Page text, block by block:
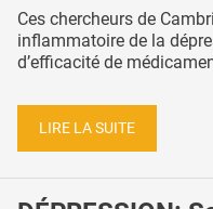
Ces chercheurs de
inflammatoire de la
d’efficacité de
LIRE LA SUITE